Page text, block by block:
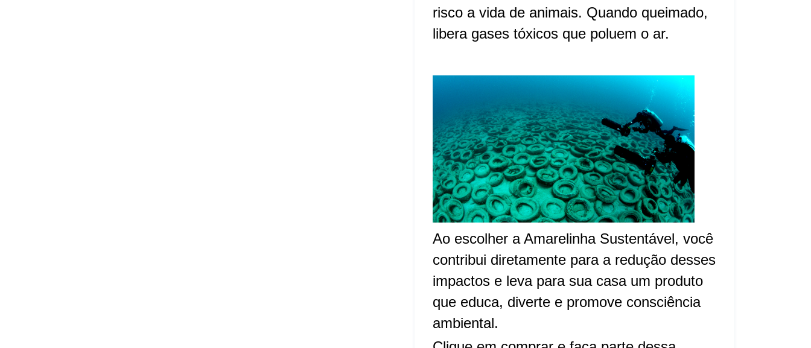
risco a vida de animais. Quando queimado,
libera gases tóxicos que poluem o ar.
Ao escolher a Amarelinha Sustentável, você
contribui diretamente para a redução desses
impactos e leva para sua casa um produto
que educa, diverte e promove consciência
ambiental.